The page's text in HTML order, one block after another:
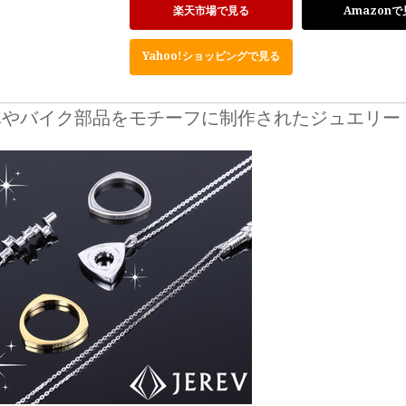
楽天市場で見る Amazonで
Yahoo!ショッピングで見る
バイク部品をモチーフに制作されたジュエリー